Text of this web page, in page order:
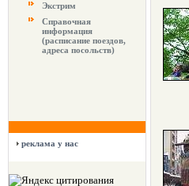
Экстрим
Справочная
информация
(расписание поездов,
адреса посольств)
реклама у нас